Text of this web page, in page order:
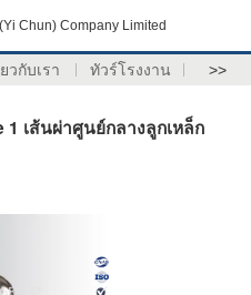
Chun) Company Limited
วกับเรา ทัวร์โรงงาน >>
1 เส้นผ่าศูนย์กลางลูกเหล็ก